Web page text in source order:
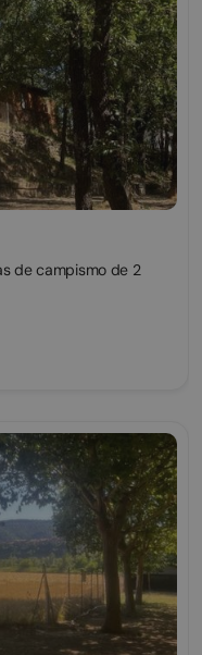
de campismo de 2